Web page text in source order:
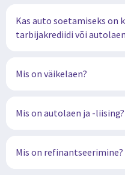
Kas auto soetamiseks on
tarbijakrediidi või
Mis on väikelaen?
Mis on autolaen ja -liising?
Mis on refinantseerimine?